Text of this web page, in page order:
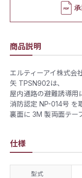
商品説明
エルティーアイ株式会
矢 TPSN902は、
屋内通路の避難誘導用
消防認定 NP-014号 を
裏面に 3M 製両面テー
仕様
型式